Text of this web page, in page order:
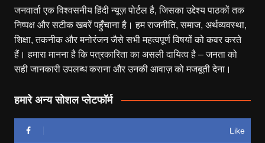
जनवार्ता एक विश्वसनीय हिंदी न्यूज़ पोर्टल है, जिसका उद्देश्य पाठकों तक
निष्पक्ष और सटीक खबरें पहुँचाना है। हम राजनीति, समाज, अर्थव्यवस्था,
शिक्षा, तकनीक और मनोरंजन जैसे सभी महत्वपूर्ण विषयों को कवर करते
हैं। हमारा मानना है कि पत्रकारिता का असली दायित्व है – जनता को
सही जानकारी उपलब्ध कराना और उनकी आवाज़ को मजबूती देना।
हमारे अन्य सोशल प्लेटफॉर्म
Like